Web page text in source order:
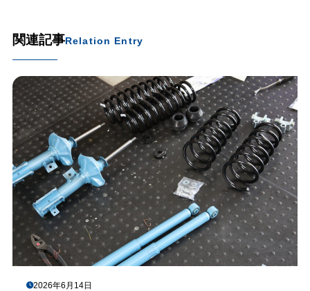
関連記事Relation Entry
2026年6月14日